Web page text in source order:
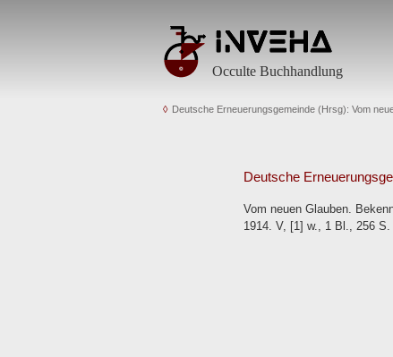
Occulte Buchhandlung
Deutsche Erneuerungsgemeinde (Hrsg): Vom
Deutsche
Vom neuen Glauben.
1914. V, [1] w., 1 Bl., 256